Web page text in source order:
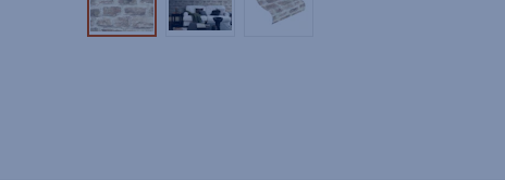
Tuotekuva 1Tuotekuva 2Tuotekuva 3